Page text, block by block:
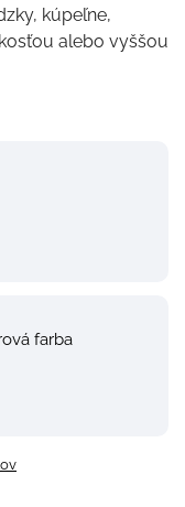
kúpeľne,
alebo vyššou
farba